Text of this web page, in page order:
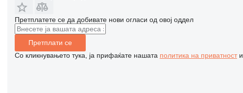
Претплатете се да добивате нови огласи од овој оддел
Претплати се
Со кликнувањето тука, ја прифаќате нашата политика на приватности